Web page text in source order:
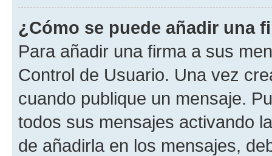
¿Cómo se puede añadir una
Para añadir una firma a sus
Control de Usuario. Una vez
cuando publique un mensaje.
todos sus mensajes activando
de añadirla en los mensajes,